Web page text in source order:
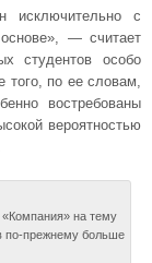
исключительно с
— считает
студентов особо
того, по ее словам,
востребованы
вероятностью
на тему
по-прежнему больше